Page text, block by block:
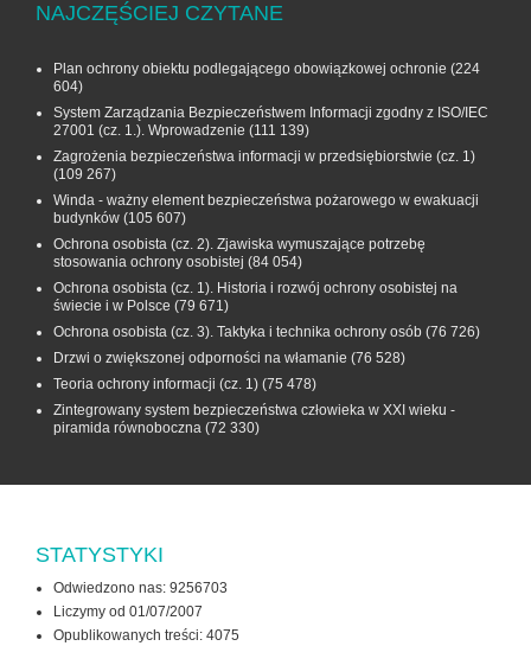
NAJCZĘŚCIEJ CZYTANE
Plan ochrony obiektu podlegającego obowiązkowej ochronie (224
604)
System Zarządzania Bezpieczeństwem Informacji zgodny z ISO/IEC
27001 (cz. 1.). Wprowadzenie (111 139)
Zagrożenia bezpieczeństwa informacji w przedsiębiorstwie (cz. 1)
(109 267)
Winda - ważny element bezpieczeństwa pożarowego w ewakuacji
budynków (105 607)
Ochrona osobista (cz. 2). Zjawiska wymuszające potrzebę
stosowania ochrony osobistej (84 054)
Ochrona osobista (cz. 1). Historia i rozwój ochrony osobistej na
świecie i w Polsce (79 671)
Ochrona osobista (cz. 3). Taktyka i technika ochrony osób (76 726)
Drzwi o zwiększonej odporności na włamanie (76 528)
Teoria ochrony informacji (cz. 1) (75 478)
Zintegrowany system bezpieczeństwa człowieka w XXI wieku -
piramida równoboczna (72 330)
STATYSTYKI
Odwiedzono nas: 9256703
Liczymy od 01/07/2007
Opublikowanych treści: 4075